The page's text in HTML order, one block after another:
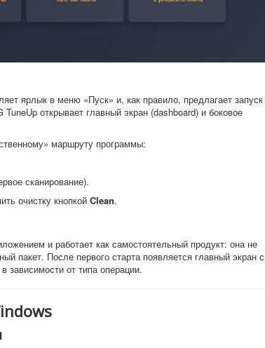
ярлык в меню «Пуск» и, как правило, предлагает запуск
открывает главный экран (dashboard) и боковое
маршруту программы:
сканирование).
очистку кнопкой Clean.
и работает как самостоятельный продукт: она не
пакет. После первого старта появляется главный экран с
зависимости от типа операции.